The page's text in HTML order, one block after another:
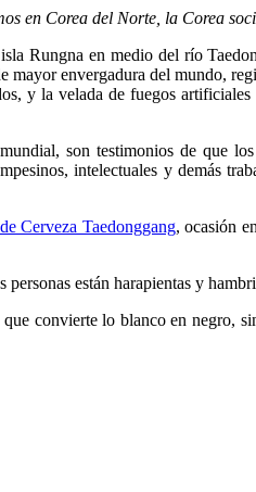
en Corea del Norte, la Corea
Rungna en medio del río
mayor envergadura del mundo,
y la velada de fuegos
son testimonios de que
intelectuales y demás
Cerveza Taedonggang, ocasión
están harapientas y
convierte lo blanco en negro,